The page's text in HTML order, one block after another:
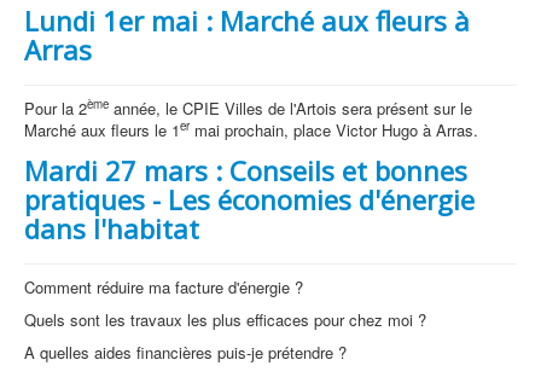
Lundi 1er mai : Marché aux fleurs à
Arras
Pour la 2ème année, le CPIE Villes de l'Artois sera présent sur le
Marché aux fleurs le 1er mai prochain, place Victor Hugo à Arras.
Mardi 27 mars : Conseils et bonnes
pratiques - Les économies d'énergie
dans l'habitat
Comment réduire ma facture d'énergie ?
Quels sont les travaux les plus efficaces pour chez moi ?
A quelles aides financières puis-je prétendre ?